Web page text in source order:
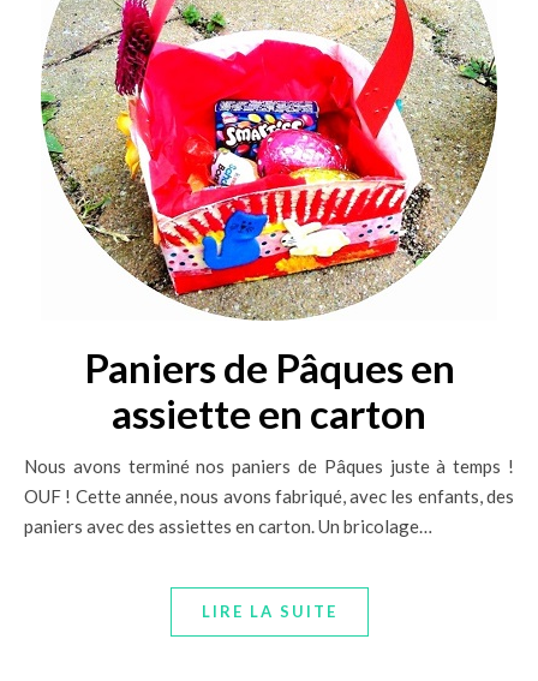
Paniers de Pâques en
assiette en carton
Nous avons terminé nos paniers de Pâques juste à temps !
OUF ! Cette année, nous avons fabriqué, avec les enfants, des
paniers avec des assiettes en carton. Un bricolage…
LIRE LA SUITE